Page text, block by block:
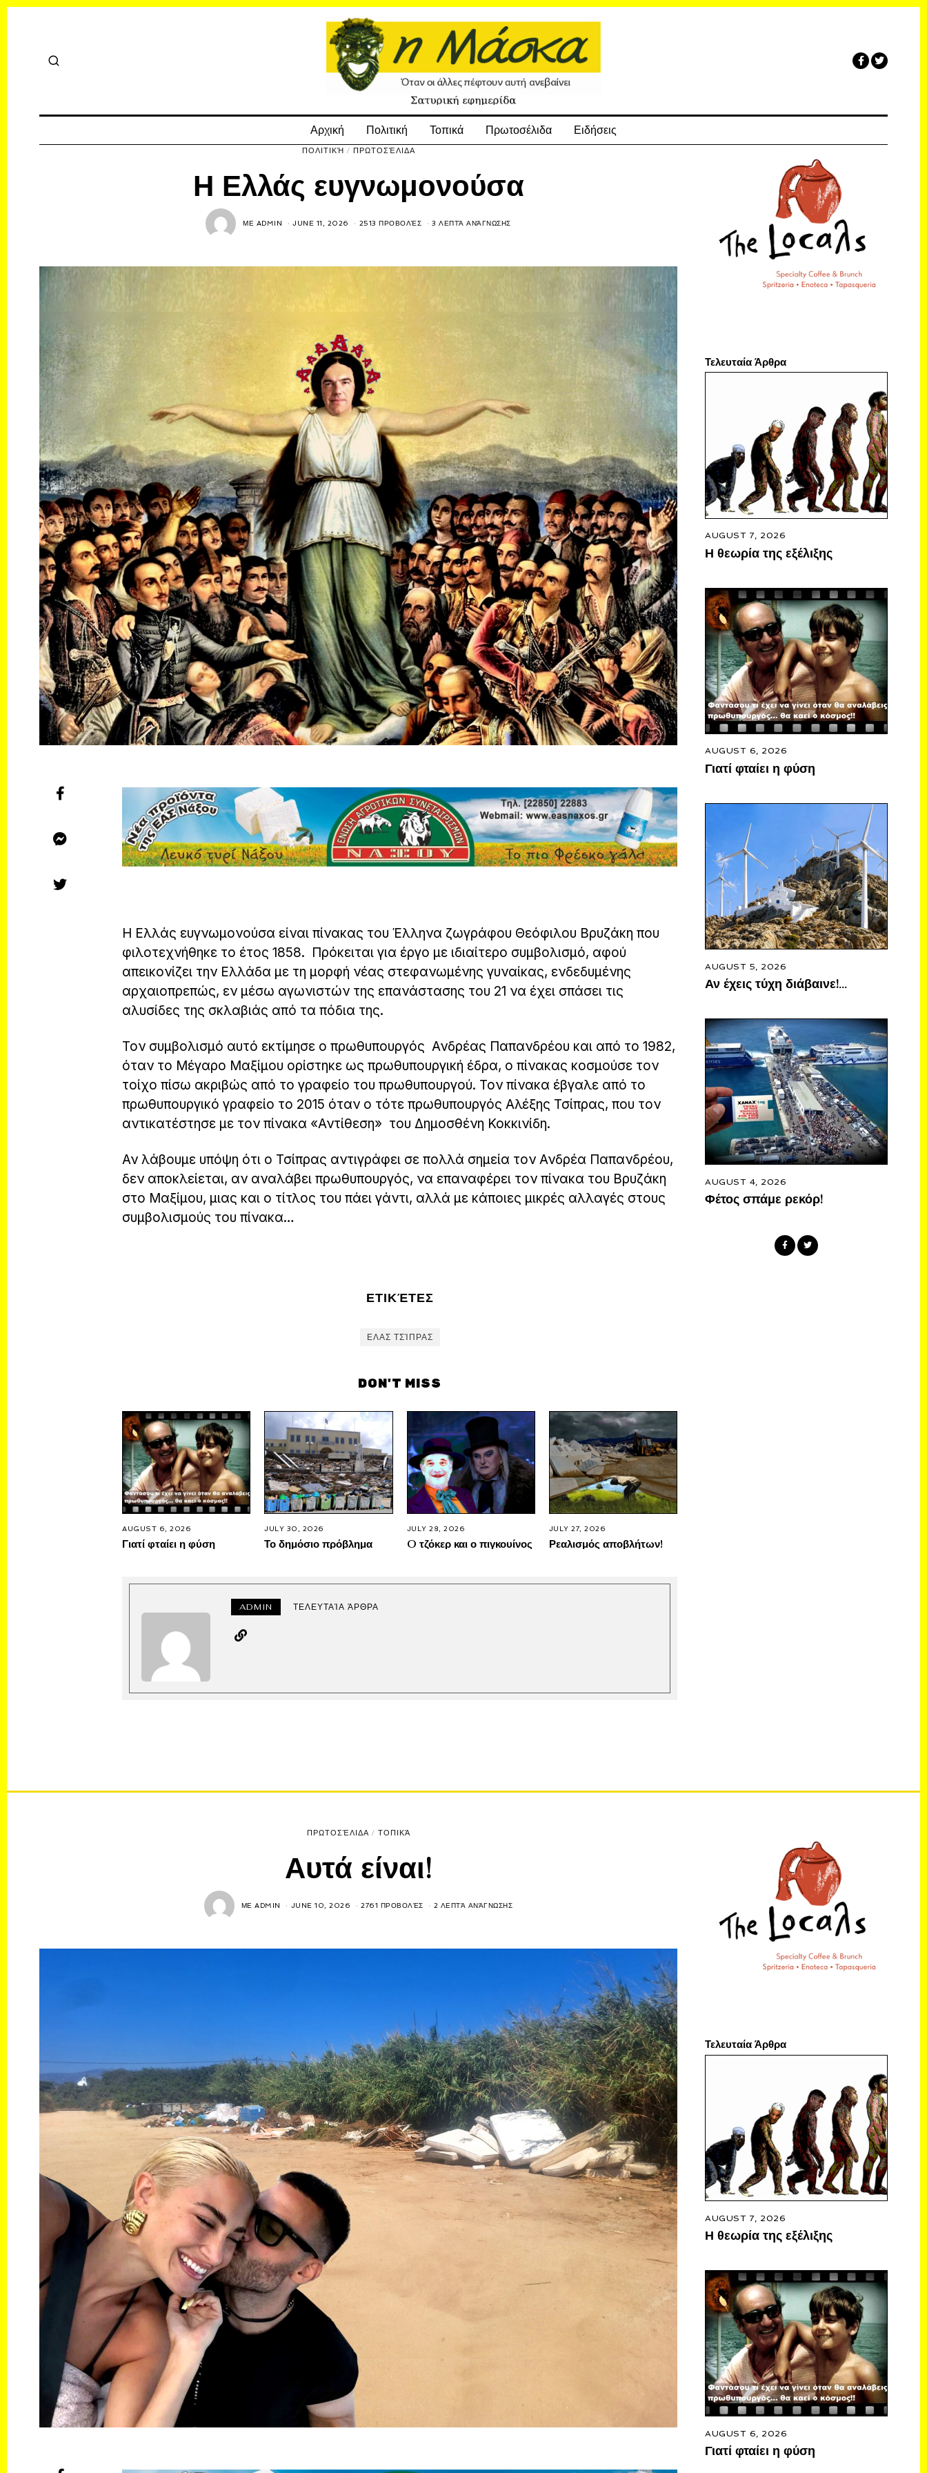
Αρχική Πολιτική Τοπικά Πρωτοσέλιδα Ειδήσεις
ΠΟΛΙΤΙΚΉ / ΠΡΩΤΟΣΈΛΙΔΑ
Η Ελλάς ευγνωμονούσα
ΜΕ ADMIN JUNE 11, 2026 2513 ΠΡΟΒΟΛΈΣ 3 ΛΕΠΤΆ ΑΝΆΓΝΩΣΗΣ
Η Ελλάς ευγνωμονούσα είναι πίνακας του Έλληνα ζωγράφου Θεόφιλου Βρυζάκη που
φιλοτεχνήθηκε το έτος 1858. Πρόκειται για έργο με ιδιαίτερο συμβολισμό, αφού
απεικονίζει την Ελλάδα με τη μορφή νέας στεφανωμένης γυναίκας, ενδεδυμένης
αρχαιοπρεπώς, εν μέσω αγωνιστών της επανάστασης του 21 να έχει σπάσει τις
αλυσίδες της σκλαβιάς από τα πόδια της.
Τον συμβολισμό αυτό εκτίμησε ο πρωθυπουργός Ανδρέας Παπανδρέου και από το 1982,
όταν το Μέγαρο Μαξίμου ορίστηκε ως πρωθυπουργική έδρα, ο πίνακας κοσμούσε τον
τοίχο πίσω ακριβώς από το γραφείο του πρωθυπουργού. Τον πίνακα έβγαλε από το
πρωθυπουργικό γραφείο το 2015 όταν ο τότε πρωθυπουργός Αλέξης Τσίπρας, που τον
αντικατέστησε με τον πίνακα «Αντίθεση» του Δημοσθένη Κοκκινίδη.
Αν λάβουμε υπόψη ότι ο Τσίπρας αντιγράφει σε πολλά σημεία τον Ανδρέα Παπανδρέου,
δεν αποκλείεται, αν αναλάβει πρωθυπουργός, να επαναφέρει τον πίνακα του Βρυζάκη
στο Μαξίμου, μιας και ο τίτλος του πάει γάντι, αλλά με κάποιες μικρές αλλαγές στους
συμβολισμούς του πίνακα…
ΕΤΙΚΈΤΕΣ
ΕΛΑΣ ΤΣΊΠΡΑΣ
DON'T MISS
AUGUST 6, 2026
Γιατί φταίει η φύση
JULY 30, 2026
Το δημόσιο πρόβλημα
JULY 28, 2026
O τζόκερ και ο πιγκουίνος
JULY 27, 2026
Ρεαλισμός αποβλήτων!
ADMIN ΤΕΛΕΥΤΑΊΑ ΆΡΘΡΑ
Τελευταία Άρθρα
AUGUST 7, 2026
Η θεωρία της εξέλιξης
AUGUST 6, 2026
Γιατί φταίει η φύση
AUGUST 5, 2026
Αν έχεις τύχη διάβαινε!…
AUGUST 4, 2026
Φέτος σπάμε ρεκόρ!
ΠΡΩΤΟΣΈΛΙΔΑ / ΤΟΠΙΚΆ
Αυτά είναι!
ΜΕADMIN JUNE 10, 2026 2761 ΠΡΟΒΟΛΈΣ 2 ΛΕΠΤΆ ΑΝΆΓΝΩΣΗΣ
Τελευταία Άρθρα
AUGUST 7, 2026
Η θεωρία της εξέλιξης
AUGUST 6, 2026
Γιατί φταίει η φύση